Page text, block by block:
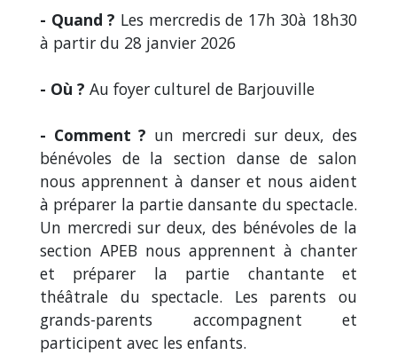
- Quand ? Les mercredis de 17h 30à 18h30
à partir du 28 janvier 2026
- Où ? Au foyer culturel de Barjouville
- Comment ? un mercredi sur deux, des
bénévoles de la section danse de salon
nous apprennent à danser et nous aident
à préparer la partie dansante du spectacle.
Un mercredi sur deux, des bénévoles de la
section APEB nous apprennent à chanter
et préparer la partie chantante et
théâtrale du spectacle. Les parents ou
grands-parents accompagnent et
participent avec les enfants.